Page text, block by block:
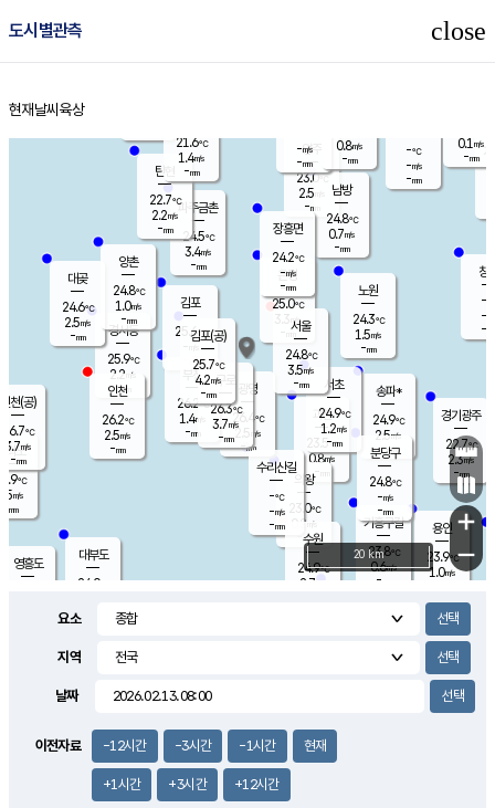
도시별관측 close
홈
현재날씨 육상
의도
℃
m/s
mm
영흥도
양주
23.0℃
2.5
-mm
과천
23.5℃
0.8m/s
- mm
용인
23.9℃
1.0m/s
경기광주
22.7℃
2.3m/s
-mm
1.0m/s
대부도
24.0
경서동
25.9℃
2.2 m/s
-mm
파주금촌
24.5℃
3.4m/s
-mm
-℃
-m/s
-mm
대곶
24.6℃
2.5m/s
-mm
창
-
-m/
-
탄현
22.7℃
2.2m/s
-mm
0.1 m/s
-mm
의왕
23.0℃
0.2m/s
mm
김포
25.6℃
-m/s
mm
광명
26.4 ℃
2.5 m/s
-mm
부천
26.2℃
1.4m/s
-mm
양촌
24.8℃
1.0m/s
-mm
구로
26.3℃
3.7m/s
-mm
은평
25.0℃
3.3 m/s
- mm
노원
24.3℃
1.5m/s
-mm
송파*
24.9℃
2.5m/s
-mm
서초
24.9℃
1.2m/s
-mm
남방
24.8℃
0.7m/s
-mm
기흥구갈
23.8℃
0.6m/s
-
수리산길
-℃
-m/s
-mm
분당구
24.8℃
-m/s
-mm
장흥면
24.2℃
-m/s
-mm
-m/s
-mm
인천(공)
26.7℃
3.7m/s
-mm
김포(공)
25.7℃
4.2m/s
-mm
수원
24.9℃
2.7 m/s
인천
26.2℃
2.5m/s
-mm
서울
24.8℃
3.5m/s
-mm
21.6℃
1.4m/s
-mm
0.8m/s
-mm
+
−
20 km
요소
지역
날짜
이전자료 -12시간 -3시간 -1시간 현재
+1시간 +3시간 +12시간